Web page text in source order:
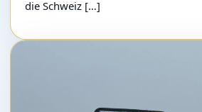
die Schweiz […]